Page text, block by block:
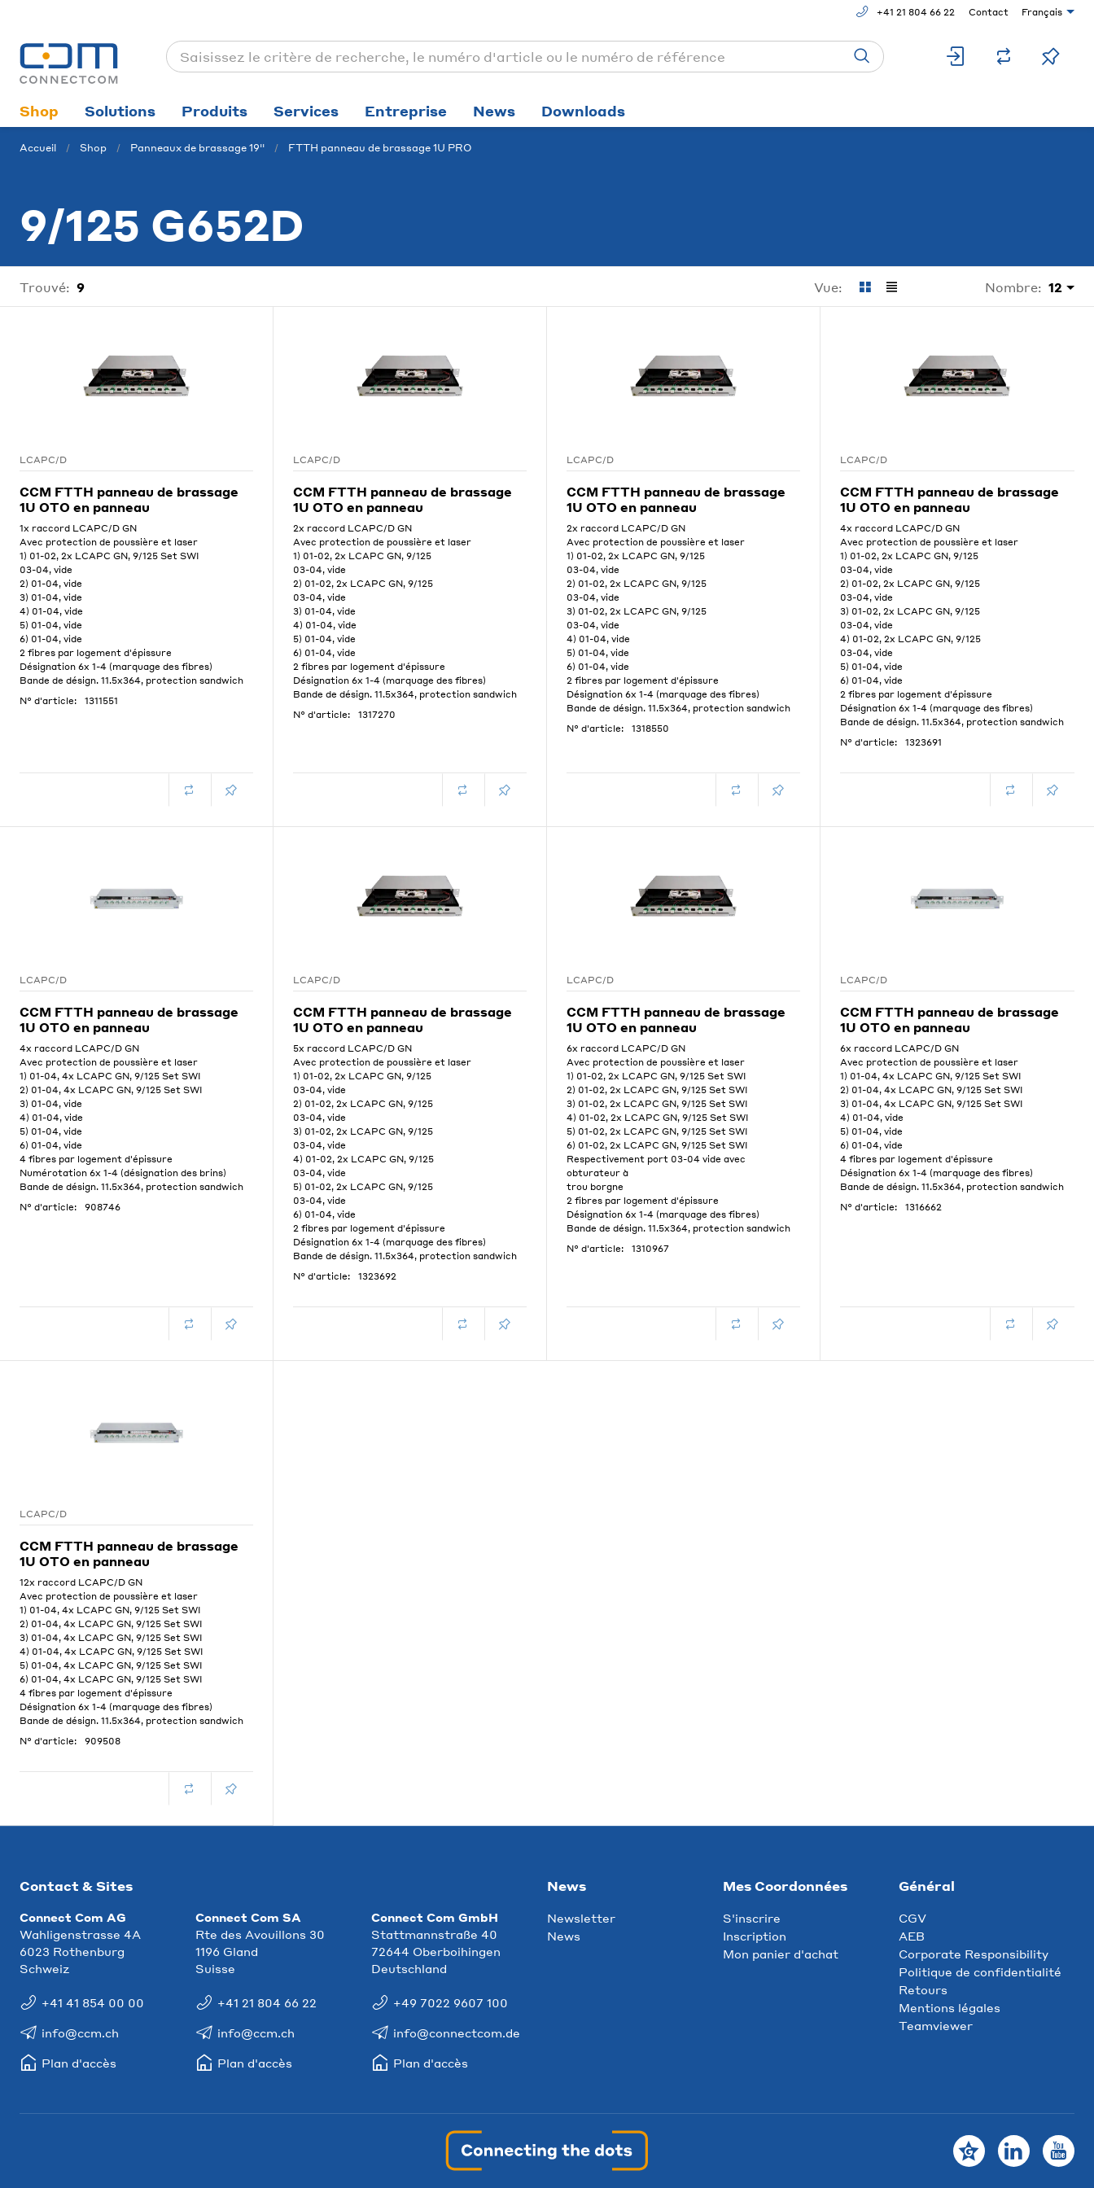
+41 21 804 66 22 Contact Français
Shop Solutions Produits Services Entreprise News Downloads
Accueil Shop Panneaux de brassage 19'' FTTH panneau de brassage 1U PRO
9/125 G652D
Trouvé: 9 Vue: Nombre: 12
LCAPC/D
CCM FTTH panneau de brassage
1U OTO en panneau
1x raccord LCAPC/D GN
Avec protection de poussière et laser
1) 01-02, 2x LCAPC GN, 9/125 Set SWI
03-04, vide
2) 01-04, vide
3) 01-04, vide
4) 01-04, vide
5) 01-04, vide
6) 01-04, vide
2 fibres par logement d'épissure
Désignation 6x 1-4 (marquage des fibres)
Bande de désign. 11.5x364, protection sandwich
N° d'article:
1311551
LCAPC/D
CCM FTTH panneau de brassage
1U OTO en panneau
2x raccord LCAPC/D GN
Avec protection de poussière et laser
1) 01-02, 2x LCAPC GN, 9/125
03-04, vide
2) 01-02, 2x LCAPC GN, 9/125
03-04, vide
3) 01-04, vide
4) 01-04, vide
5) 01-04, vide
6) 01-04, vide
2 fibres par logement d'épissure
Désignation 6x 1-4 (marquage des fibres)
Bande de désign. 11.5x364, protection sandwich
N° d'article:
1317270
LCAPC/D
CCM FTTH panneau de brassage
1U OTO en panneau
2x raccord LCAPC/D GN
Avec protection de poussière et laser
1) 01-02, 2x LCAPC GN, 9/125
03-04, vide
2) 01-02, 2x LCAPC GN, 9/125
03-04, vide
3) 01-02, 2x LCAPC GN, 9/125
03-04, vide
4) 01-04, vide
5) 01-04, vide
6) 01-04, vide
2 fibres par logement d'épissure
Désignation 6x 1-4 (marquage des fibres)
Bande de désign. 11.5x364, protection sandwich
N° d'article:
1318550
LCAPC/D
CCM FTTH panneau de brassage
1U OTO en panneau
4x raccord LCAPC/D GN
Avec protection de poussière et laser
1) 01-02, 2x LCAPC GN, 9/125
03-04, vide
2) 01-02, 2x LCAPC GN, 9/125
03-04, vide
3) 01-02, 2x LCAPC GN, 9/125
03-04, vide
4) 01-02, 2x LCAPC GN, 9/125
03-04, vide
5) 01-04, vide
6) 01-04, vide
2 fibres par logement d'épissure
Désignation 6x 1-4 (marquage des fibres)
Bande de désign. 11.5x364, protection sandwich
N° d'article:
1323691
LCAPC/D
CCM FTTH panneau de brassage
1U OTO en panneau
4x raccord LCAPC/D GN
Avec protection de poussière et laser
1) 01-04, 4x LCAPC GN, 9/125 Set SWI
2) 01-04, 4x LCAPC GN, 9/125 Set SWI
3) 01-04, vide
4) 01-04, vide
5) 01-04, vide
6) 01-04, vide
4 fibres par logement d'épissure
Numérotation 6x 1-4 (désignation des brins)
Bande de désign. 11.5x364, protection sandwich
N° d'article:
908746
LCAPC/D
CCM FTTH panneau de brassage
1U OTO en panneau
5x raccord LCAPC/D GN
Avec protection de poussière et laser
1) 01-02, 2x LCAPC GN, 9/125
03-04, vide
2) 01-02, 2x LCAPC GN, 9/125
03-04, vide
3) 01-02, 2x LCAPC GN, 9/125
03-04, vide
4) 01-02, 2x LCAPC GN, 9/125
03-04, vide
5) 01-02, 2x LCAPC GN, 9/125
03-04, vide
6) 01-04, vide
2 fibres par logement d'épissure
Désignation 6x 1-4 (marquage des fibres)
Bande de désign. 11.5x364, protection sandwich
N° d'article:
1323692
LCAPC/D
CCM FTTH panneau de brassage
1U OTO en panneau
6x raccord LCAPC/D GN
Avec protection de poussière et laser
1) 01-02, 2x LCAPC GN, 9/125 Set SWI
2) 01-02, 2x LCAPC GN, 9/125 Set SWI
3) 01-02, 2x LCAPC GN, 9/125 Set SWI
4) 01-02, 2x LCAPC GN, 9/125 Set SWI
5) 01-02, 2x LCAPC GN, 9/125 Set SWI
6) 01-02, 2x LCAPC GN, 9/125 Set SWI
Respectivement port 03-04 vide avec
obturateur à
trou borgne
2 fibres par logement d'épissure
Désignation 6x 1-4 (marquage des fibres)
Bande de désign. 11.5x364, protection sandwich
N° d'article:
1310967
LCAPC/D
CCM FTTH panneau de brassage
1U OTO en panneau
6x raccord LCAPC/D GN
Avec protection de poussière et laser
1) 01-04, 4x LCAPC GN, 9/125 Set SWI
2) 01-04, 4x LCAPC GN, 9/125 Set SWI
3) 01-04, 4x LCAPC GN, 9/125 Set SWI
4) 01-04, vide
5) 01-04, vide
6) 01-04, vide
4 fibres par logement d'épissure
Désignation 6x 1-4 (marquage des fibres)
Bande de désign. 11.5x364, protection sandwich
N° d'article:
1316662
LCAPC/D
CCM FTTH panneau de brassage
1U OTO en panneau
12x raccord LCAPC/D GN
Avec protection de poussière et laser
1) 01-04, 4x LCAPC GN, 9/125 Set SWI
2) 01-04, 4x LCAPC GN, 9/125 Set SWI
3) 01-04, 4x LCAPC GN, 9/125 Set SWI
4) 01-04, 4x LCAPC GN, 9/125 Set SWI
5) 01-04, 4x LCAPC GN, 9/125 Set SWI
6) 01-04, 4x LCAPC GN, 9/125 Set SWI
4 fibres par logement d'épissure
Désignation 6x 1-4 (marquage des fibres)
Bande de désign. 11.5x364, protection sandwich
N° d'article:
909508
Contact & Sites
Connect Com AG
Wahligenstrasse 4A
6023 Rothenburg
Schweiz
+41 41 854 00 00
info@ccm.ch
Plan d'accès
Connect Com SA
Rte des Avouillons 30
1196 Gland
Suisse
+41 21 804 66 22
info@ccm.ch
Plan d'accès
Connect Com GmbH
Stattmannstraße 40
72644 Oberboihingen
Deutschland
+49 7022 9607 100
info@connectcom.de
Plan d'accès
News
Newsletter
News
Mes Coordonnées
S'inscrire
Inscription
Mon panier d'achat
Général
CGV
AEB
Corporate Responsibility
Politique de confidentialité
Retours
Mentions légales
Teamviewer